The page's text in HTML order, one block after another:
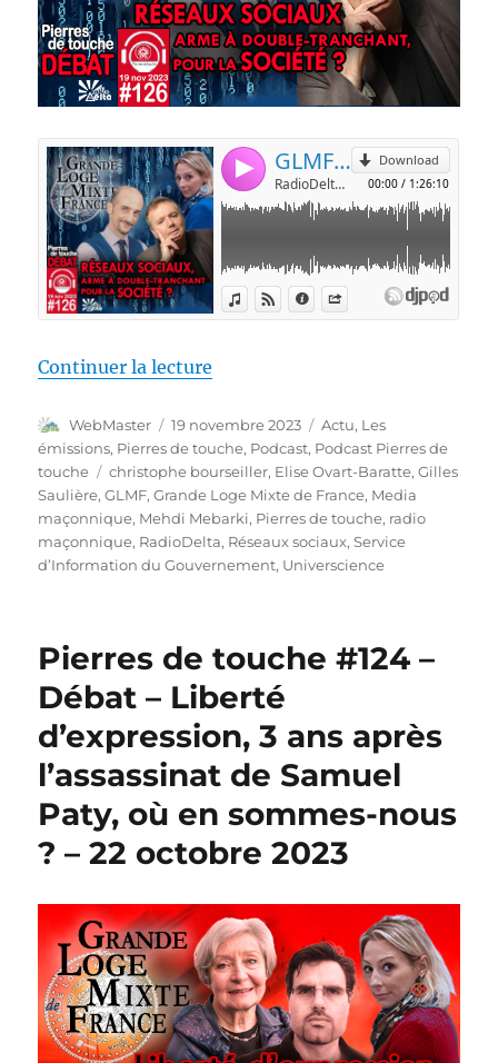
Continuer la lecture
Auteur
WebMaster
Publié
le
19 novembre 2023 Catégories
Actu, Les
émissions, Pierres de touche, Podcast, Podcast Pierres de
touche
Étiquettes
christophe bourseiller, Elise Ovart-Baratte,Gilles
Saulière,GLMF,Grande Loge Mixte de France, Media
maçonnique, Mehdi Mebarki, Pierres de touche, radio
maçonnique, RadioDelta, Réseaux sociaux,Service
d’Information du Gouvernement, Universcience
Pierres de touche #124 –
Débat – Liberté
d’expression, 3 ans après
l’assassinat de Samuel
Paty, où en sommes-nous
? – 22 octobre 2023